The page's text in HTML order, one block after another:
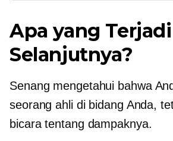
Apa yang Terjadi
Selanjutnya?
Senang mengetahui bahwa
seorang ahli di bidang Anda,
bicara tentang dampaknya.